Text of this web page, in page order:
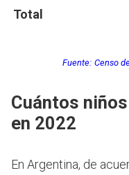
Total
Fuente: Censo
Cuántos
en 2022
En Argentina, de